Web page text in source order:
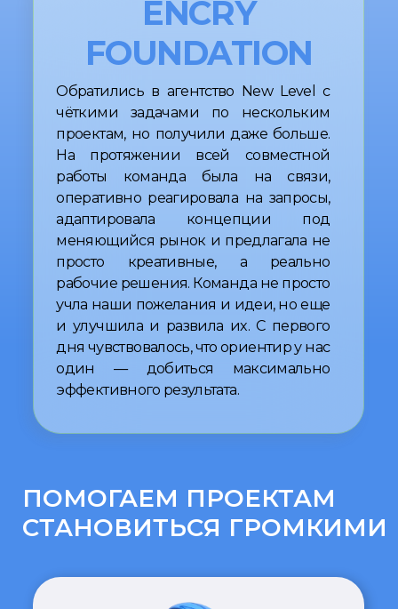
“Наша работа - больше, чем
продвижение проектов.
New Level Agency создает
репутацию и движет
индустрию вперед.”
АУДИТОРИИ В
ПЕРВЫЕ МЕСЯЦЫ
выбираем тех, кто понимает